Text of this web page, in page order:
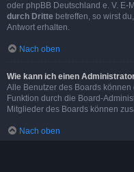
oder phpBB Deutschland e. V. E-
durch Dritte betreffen, so wirst
Antwort erhalten.
Nach oben
Wie kann ich einen
Alle Benutzer des Boards
Funktion durch die Board-
Mitglieder des Boards können
Nach oben